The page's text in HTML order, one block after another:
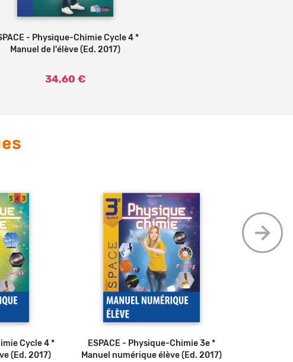
Ajouter au panier
- Physique-Chimie Cycle 4 *
Manuel de l'élève (Ed. 2017)
34,60 €
Cycle 4 *
(Ed. 2017)
Ajouter au panier
ESPACE - Physique-Chimie 3e *
Manuel numérique élève (Ed. 2017)